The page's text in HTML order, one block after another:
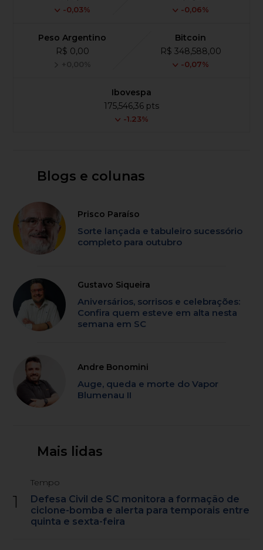
-0,03% -0,06%
Peso Argentino
R$ 0,00
+0,00%
Bitcoin
R$ 348,588,00
-0,07%
Ibovespa
175,546,36 pts
-1.23%
Blogs e colunas
Prisco Paraíso
Sorte lançada e tabuleiro sucessório
completo para outubro
Gustavo Siqueira
Aniversários, sorrisos e celebrações:
Confira quem esteve em alta nesta
semana em SC
Andre Bonomini
Auge, queda e morte do Vapor
Blumenau II
Mais lidas
1
Tempo
Defesa Civil de SC monitora a formação de
ciclone-bomba e alerta para temporais entre
quinta e sexta-feira